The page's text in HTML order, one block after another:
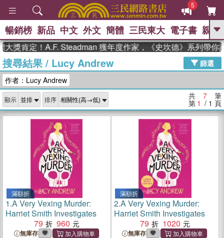
5
GO
熱搜： The Odyssey 、
父親節 、 如果歷史是一群喵 、 暑期
念華 、 台灣的李登輝時代 、 數學女
孩：黎曼猜想
偉大的迷走神經
暢銷榜 新品 中文 外文 簡體 三民東大 電子書 親子
獎肯定！A.F. Steadman 獲年度作家，《史坎德》系列帶你
搜尋結果/ Lucy Andrew
篩選
作者：Lucy Andrew
顯示 排序 共 7 筆
第 1 / 1 頁
滿額折
1.A Very Vexing Murder:
Harriet Smith Investigates
79
960
無庫存
滿額折
2.A Very Vexing Murder:
Harriet Smith Investigates
79
1020
無庫存